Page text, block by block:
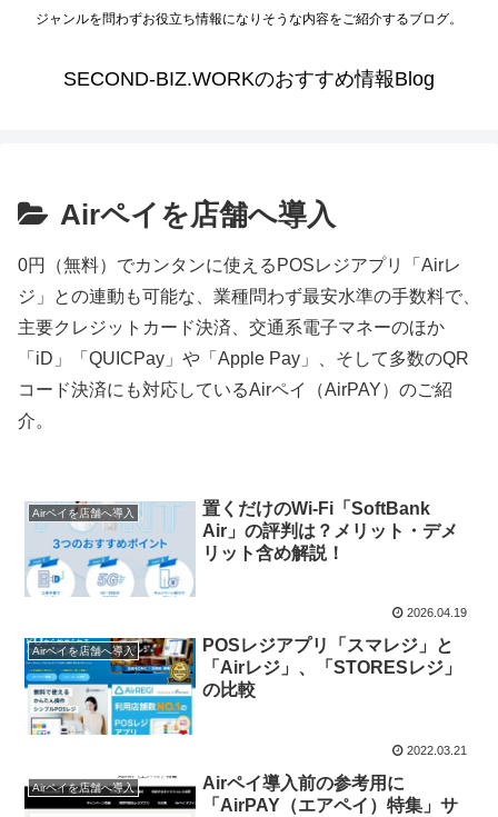
ジャンルを問わずお役立ち情報になりそうな内容をご紹介するブログ。
SECOND-BIZ.WORKのおすすめ情報Blog
Airペイを店舗へ導入
0円（無料）でカンタンに使えるPOSレジアプリ「Airレ
ジ」との連動も可能な、業種問わず最安水準の手数料で、
主要クレジットカード決済、交通系電子マネーのほか
「iD」「QUICPay」や「Apple Pay」、そして多数のQR
コード決済にも対応しているAirペイ（AirPAY）のご紹
介。
Airペイを店舗へ導入
置くだけのWi-Fi「SoftBank
Air」の評判は？メリット・デメ
リット含め解説！
2026.04.19
Airペイを店舗へ導入
POSレジアプリ「スマレジ」と
「Airレジ」、「STORESレジ」
の比較
2022.03.21
Airペイを店舗へ導入
Airペイ導入前の参考用に
「AirPAY（エアペイ）特集」サ